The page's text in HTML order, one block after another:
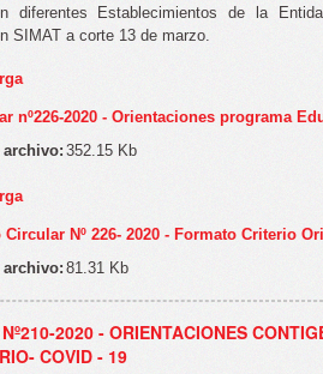
diferentes Establecimientos de la
SIMAT a corte 13 de marzo.
nº226-2020 - Orientaciones programa
archivo:352.15 Kb
Circular Nº 226- 2020 - Formato Criterio
archivo:81.31 Kb
2020 - ORIENTACIONES
COVID - 19